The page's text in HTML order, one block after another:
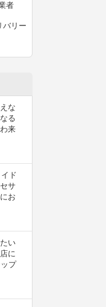
者
バリー
な
る
来
イド
サ
お
い
に
プ